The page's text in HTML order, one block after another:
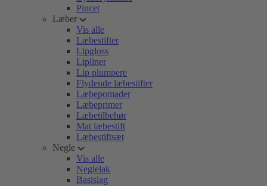
Pincet
Læber
Vis alle
Læbestifter
Lipgloss
Lipliner
Lip plumpere
Flydende læbestifter
Læbepomader
Læbeprimer
Læbetilbehør
Mat læbestift
Læbestiftsæt
Negle
Vis alle
Neglelak
Basislag